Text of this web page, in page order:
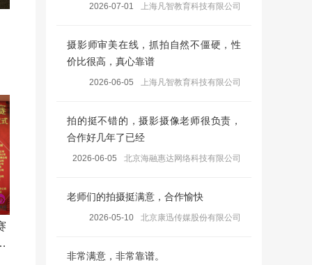
2026-07-01 上海凡智教育科技有限公司
摄影师审美在线，抓拍自然不僵硬，性
价比很高，真心靠谱
2026-06-05 上海凡智教育科技有限公司
拍的挺不错的，摄影摄像老师很负责，
合作好几年了已经
2026-06-05 北京海融惠达网络科技有限公司
老师们的拍摄挺满意，合作愉快
2026-05-10 北京康迅传媒股份有限公司
非常满意，非常靠谱。